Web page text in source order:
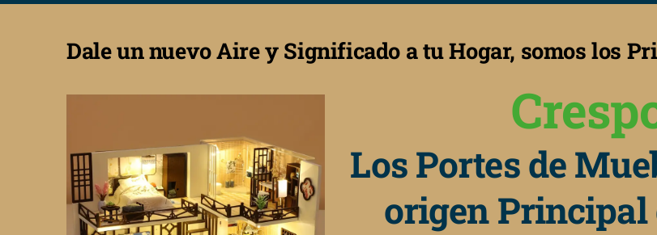
Dale un nuevo Aire y Significado a tu Hogar, somos los
Los Portes de
origen Principal